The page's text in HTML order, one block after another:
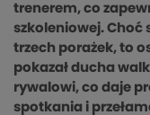
trenerem, co
szkoleniowej. Choć
trzech porażek, to
pokazał ducha
rywalowi, co daje
spotkania i